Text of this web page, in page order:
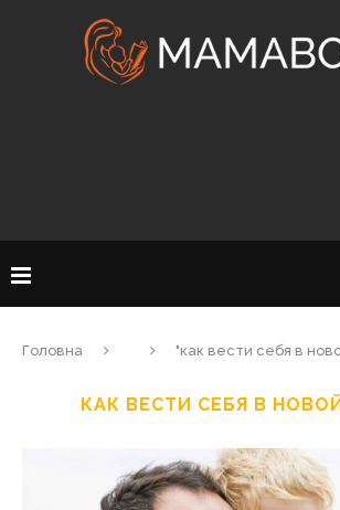
Головна "как вести себя в
КАК ВЕСТИ СЕБЯ В